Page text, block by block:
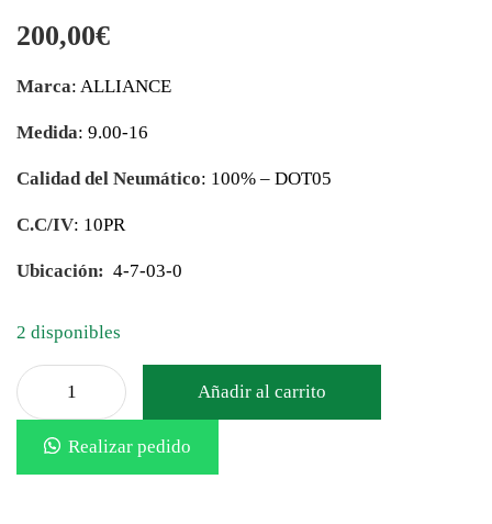
200,00€
Marca: ALLIANCE
Medida: 9.00-16
Calidad del Neumático: 100% – DOT05
C.C/IV: 10PR
Ubicación: 4-7-03-0
2 disponibles
Añadir al carrito
Realizar pedido